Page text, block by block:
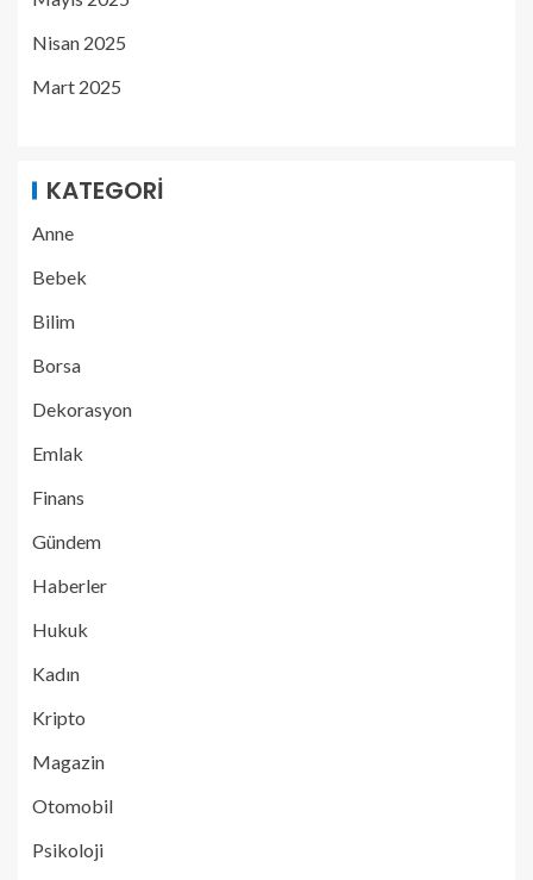
Nisan 2025
Mart 2025
KATEGORI
Anne
Bebek
Bilim
Borsa
Dekorasyon
Emlak
Finans
Gündem
Haberler
Hukuk
Kadın
Kripto
Magazin
Otomobil
Psikoloji